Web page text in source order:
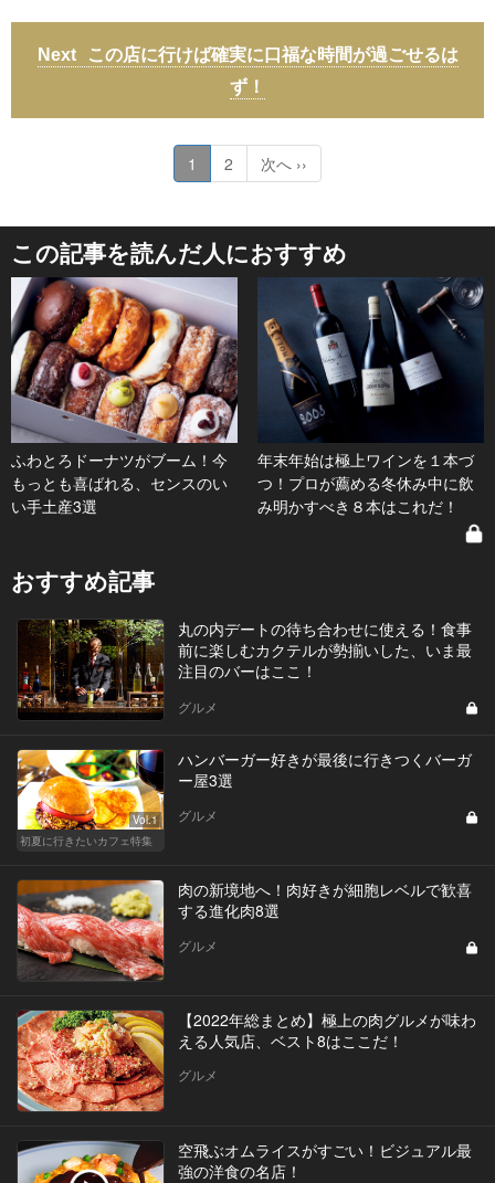
この店に行けば確実に口福な時間が過ごせるは
ず！
1 2 次へ ››
この記事を読んだ人におすすめ
ふわとろドーナツがブーム！今
もっとも喜ばれる、センスのい
い手土産3選
年末年始は極上ワインを１本づ
つ！プロが薦める冬休み中に飲
み明かすべき８本はこれだ！
おすすめ記事
丸の内デートの待ち合わせに使える！食事
前に楽しむカクテルが勢揃いした、いま最
注目のバーはここ！
グルメ
Vol.1
初夏に行きたいカフェ特集
ハンバーガー好きが最後に行きつくバーガ
ー屋3選
グルメ
肉の新境地へ！肉好きが細胞レベルで歓喜
する進化肉8選
グルメ
【2022年総まとめ】極上の肉グルメが味わ
える人気店、ベスト8はここだ！
グルメ
空飛ぶオムライスがすごい！ビジュアル最
強の洋食の名店！